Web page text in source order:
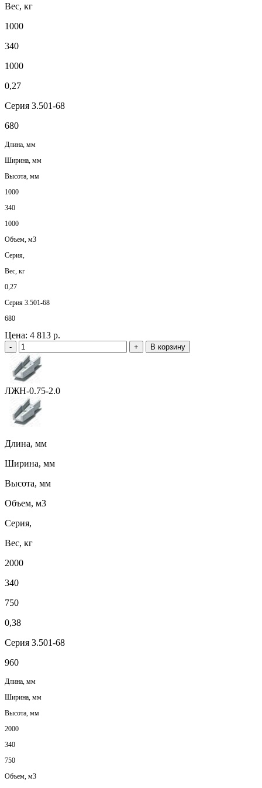
Вес, кг
1000
340
1000
0,27
Серия 3.501-68
680
Длина, мм
Ширина, мм
Высота, мм
1000
340
1000
Объем, м3
Серия,
Вес, кг
0,27
Серия 3.501-68
680
Цена: 4 813 р.
- + В корзину
ЛЖН-0.75-2.0
Длина, мм
Ширина, мм
Высота, мм
Объем, м3
Серия,
Вес, кг
2000
340
750
0,38
Серия 3.501-68
960
Длина, мм
Ширина, мм
Высота, мм
2000
340
750
Объем, м3